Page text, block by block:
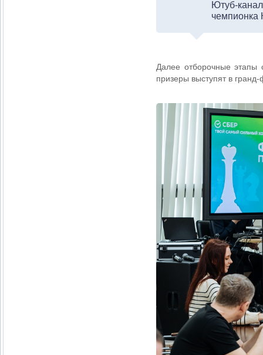
Ютуб-
чемпионка
Далее отборочные этапы
призеры выступят в